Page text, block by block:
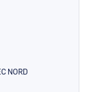
NORD